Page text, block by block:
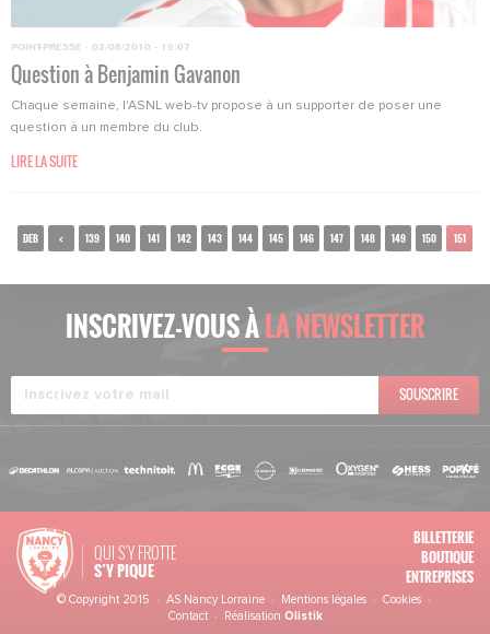
POINT-PRESSE · 02/08/2010 - 15:07
Question à Benjamin Gavanon
Chaque semaine, l'ASNL web-tv propose à un supporter de poser une
question à un membre du club.
LIRE LA SUITE
DEB < 139 140 141 142 143 144 145 146 147 148 149 150 151
INSCRIVEZ-VOUS ÀLA NEWSLETTER
SOUSCRIRE
QUI S'Y FROTTE
S’Y PIQUE
BILLETTERIE
BOUTIQUE
ENTREPRISES
© Copyright 2015 · AS Nancy Lorraine · Mentions légales· Cookies·
Contact· Réalisation Olistik